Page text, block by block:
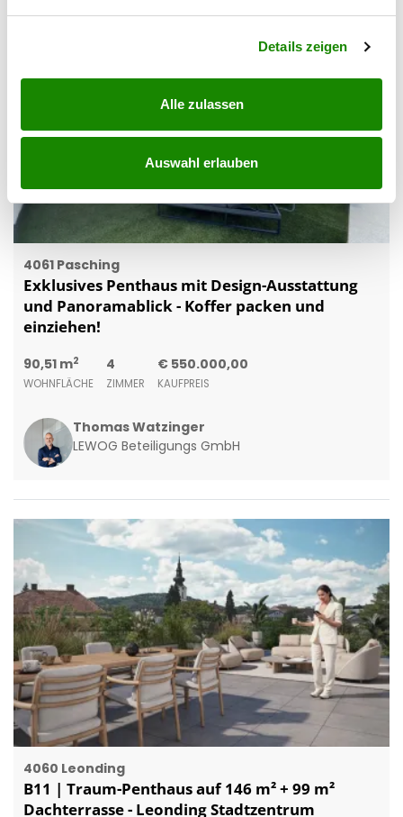
Details zeigen
Alle zulassen
Auswahl erlauben
4061 Pasching
Exklusives Penthaus mit Design-Ausstattung
und Panoramablick - Koffer packen und
einziehen!
90,51 m2
WOHNFLÄCHE
4
ZIMMER
€ 550.000,00
KAUFPREIS
Thomas Watzinger
LEWOG Beteiligungs GmbH
4060 Leonding
B11 | Traum-Penthaus auf 146 m² + 99 m²
Dachterrasse - Leonding Stadtzentrum